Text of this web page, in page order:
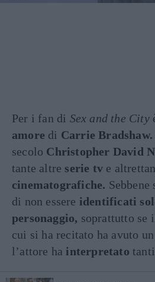
Per i fan di Sex and the City
amore di Carrie Bradshaw.
secolo Christopher David
tante altre serie tv e
cinematografiche.
di non essere identificati
personaggio, soprattutto
cui si ha recitato ha avuto un
l’attore ha interpretato tanti